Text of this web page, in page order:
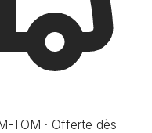
TOM · Offerte dès